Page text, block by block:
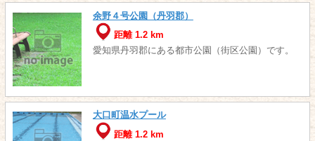
余野４号公園（丹羽郡）
距離 1.2 km
愛知県丹羽郡にある都市公園（街区公園）です。
大口町温水プール
距離 1.2 km